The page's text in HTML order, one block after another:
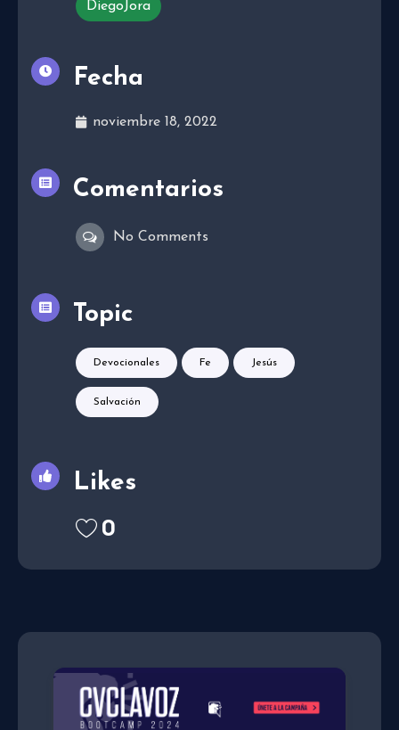
DiegoJora
Fecha
noviembre 18, 2022
Comentarios
No Comments
Topic
Devocionales Fe Jesús
Salvación
Likes
0